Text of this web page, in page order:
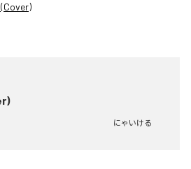
にゃいける